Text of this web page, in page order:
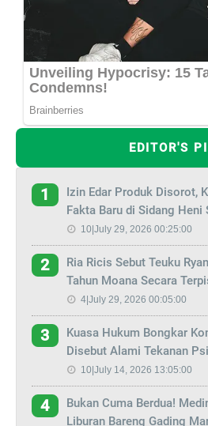
EDITOR'S
1
Izin Edar Produk Disorot,
Fakta Baru di Sidang Heni
10|July 29, 2026 00:25:00
2
Ria Ricis Sebut Teuku
Tahun Moana Secara
4|July 29, 2026 00:05:00
3
Kuasa Hukum Bongkar
Disebut Alami Tekanan
10|July 14, 2026 13:05:00
4
Bukan Cuma Berdua!
Liburan Bareng Gading